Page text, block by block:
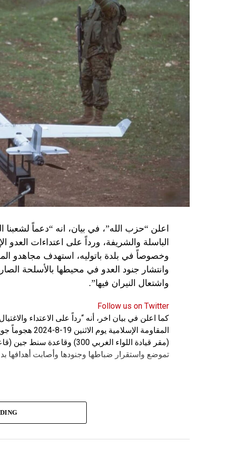
اعلن “حزب الله”، في بيان، انه “دعماً
الباسلة ‌‏‌‏‌والشريفة، ورداً على اعتداءات العدو
وانتشار جنود العدو في محيطها بالأسلحة
واشتعال النيران فيها”.
Follow us on Twitter
كما اعلن في بيان اخر، أنه “رداً على الاعتداء
المقاومة
(مقر قيادة اللواء الغربي
تموضع واستقرار ضباطها وجنودها وأصابت أهدافها